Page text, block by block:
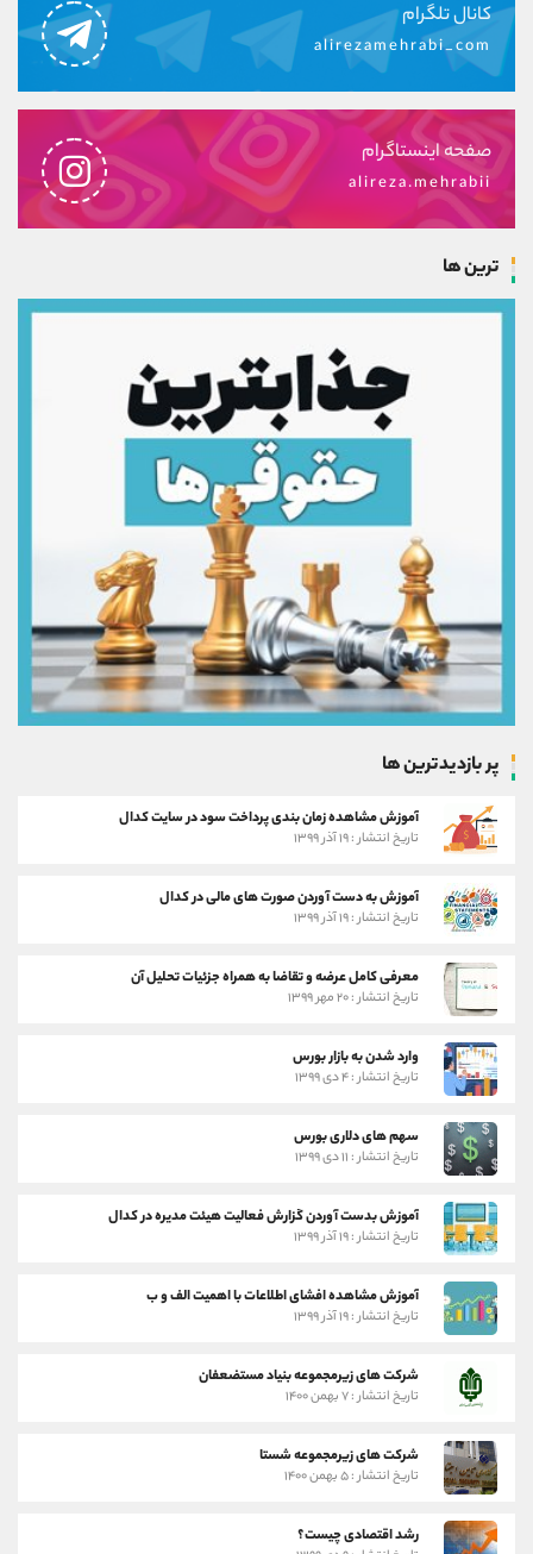
کانال تلگرام
alirezamehrabi_com
صفحه اینستاگرام
alireza.mehrabii
ترین ها
پر بازدیدترین ها
آموزش مشاهده زمان بندی پرداخت سود در سایت کدال
تاریخ انتشار : ۱۹ آذر ۱۳۹۹
آموزش به دست آوردن صورت های مالی در کدال
تاریخ انتشار : ۱۹ آذر ۱۳۹۹
معرفی کامل عرضه و تقاضا به همراه جزئیات تحلیل آن
تاریخ انتشار : ۲۰ مهر ۱۳۹۹
وارد شدن به بازار بورس
تاریخ انتشار : ۴ دی ۱۳۹۹
سهم های دلاری بورس
تاریخ انتشار : ۱۱ دی ۱۳۹۹
آموزش بدست آوردن گزارش فعالیت هیئت مدیره در کدال
تاریخ انتشار : ۱۹ آذر ۱۳۹۹
آموزش مشاهده افشای اطلاعات با اهمیت الف و ب
تاریخ انتشار : ۱۹ آذر ۱۳۹۹
شرکت های زیرمجموعه بنیاد مستضعفان
تاریخ انتشار : ۷ بهمن ۱۴۰۰
شرکت های زیرمجموعه شستا
تاریخ انتشار : ۵ بهمن ۱۴۰۰
رشد اقتصادی چیست؟